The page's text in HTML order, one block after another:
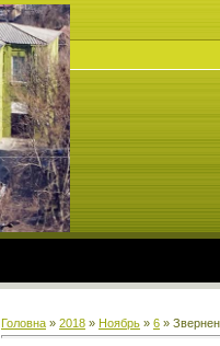
Головна » 2018 » Ноябрь » 6 »